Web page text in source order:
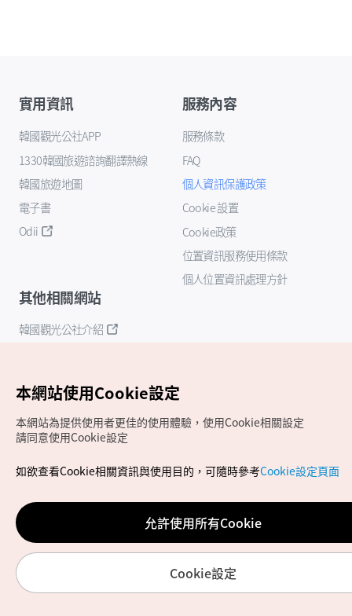
實用資訊
韓國觀光公社APP
1330韓國旅遊諮詢翻譯熱線
韓國旅遊地圖
電子書
Odii
服務內容
服務條款
FAQ
個人資訊保護政策
Cookie 設置
Cookie政策
位置資訊服務使用條款
個人位置資訊處理方針
其他相關網站
韓國觀光公社介紹
Copyrights (c) 韓國觀光公社版權所有
如有相關疑問或建議，歡迎來信至官方信箱
chinese_big5@knto.or.kr
本網站使用Cookie設定
本網站為提供使用者更佳的使用體驗，使用Cookie相關設定
請同意使用Cookie設定
如欲查看Cookie相關資訊與使用目的，可隨時參考Cookie設定頁面
允許使用所有Cookie
Cookie設定